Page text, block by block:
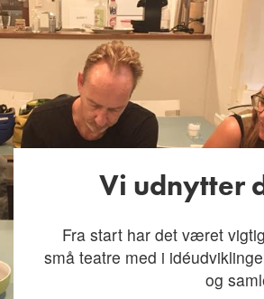
Vi udnytter
Fra start har det været
små teatre med i
og